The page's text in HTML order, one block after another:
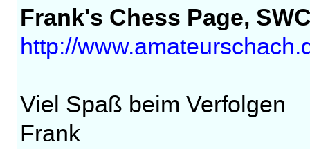
Frank's Chess Page,
http://
Viel Spaß beim Verfolgen
Frank